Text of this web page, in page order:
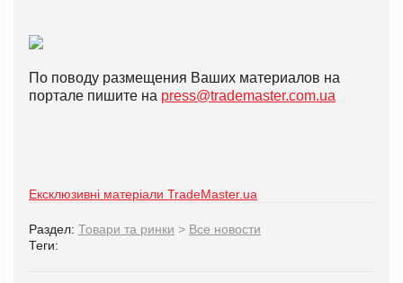
По поводу размещения Ваших материалов на
портале пишите на press@trademaster.com.ua
Ексклюзивні матеріали TradeMaster.ua
Раздел: Товари та ринки > Все новости
Теги: